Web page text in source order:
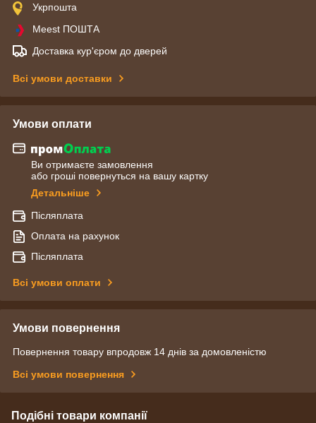
Укрпошта
Meest ПОШТА
Доставка кур'єром до дверей
Всі умови доставки
Умови оплати
Ви отримаєте замовлення
або гроші повернуться на вашу картку
Детальніше
Післяплата
Оплата на рахунок
Післяплата
Всі умови оплати
Умови повернення
Повернення товару впродовж 14 днів за домовленістю
Всі умови повернення
Подібні товари компанії